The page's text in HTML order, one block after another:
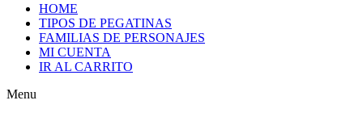
HOME
TIPOS DE PEGATINAS
FAMILIAS DE PERSONAJES
MI CUENTA
IR AL CARRITO
Menu